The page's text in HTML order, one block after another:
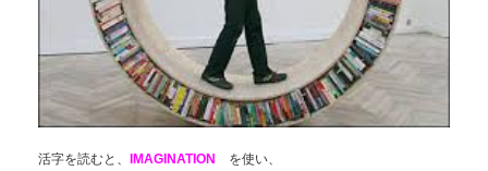
活字を読むと、 IMAGINATION
を使い、